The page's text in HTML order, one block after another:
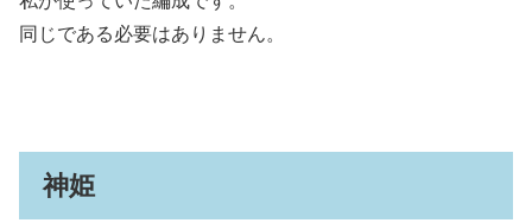
同じである必要はありません。
神姫